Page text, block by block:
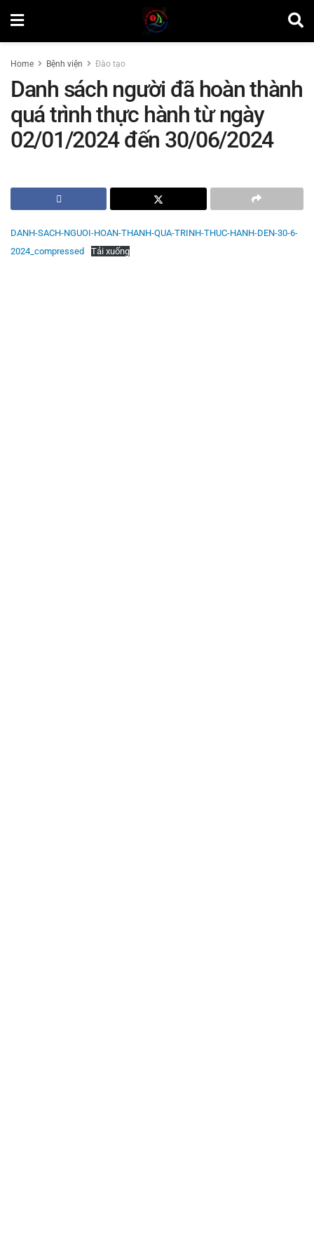
Home Bệnh viện Đào tạo
Danh sách người đã hoàn thành
quá trình thực hành từ ngày
02/01/2024 đến 30/06/2024
DANH-SACH-NGUOI-HOAN-THANH-QUA-TRINH-THUC-HANH-DEN-30-6-
2024_compressed
Tải xuống